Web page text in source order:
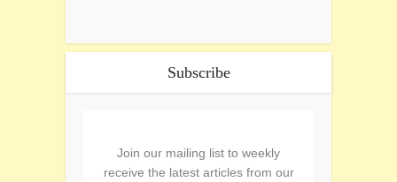
Subscribe
Join our mailing list to weekly
receive the latest articles from our